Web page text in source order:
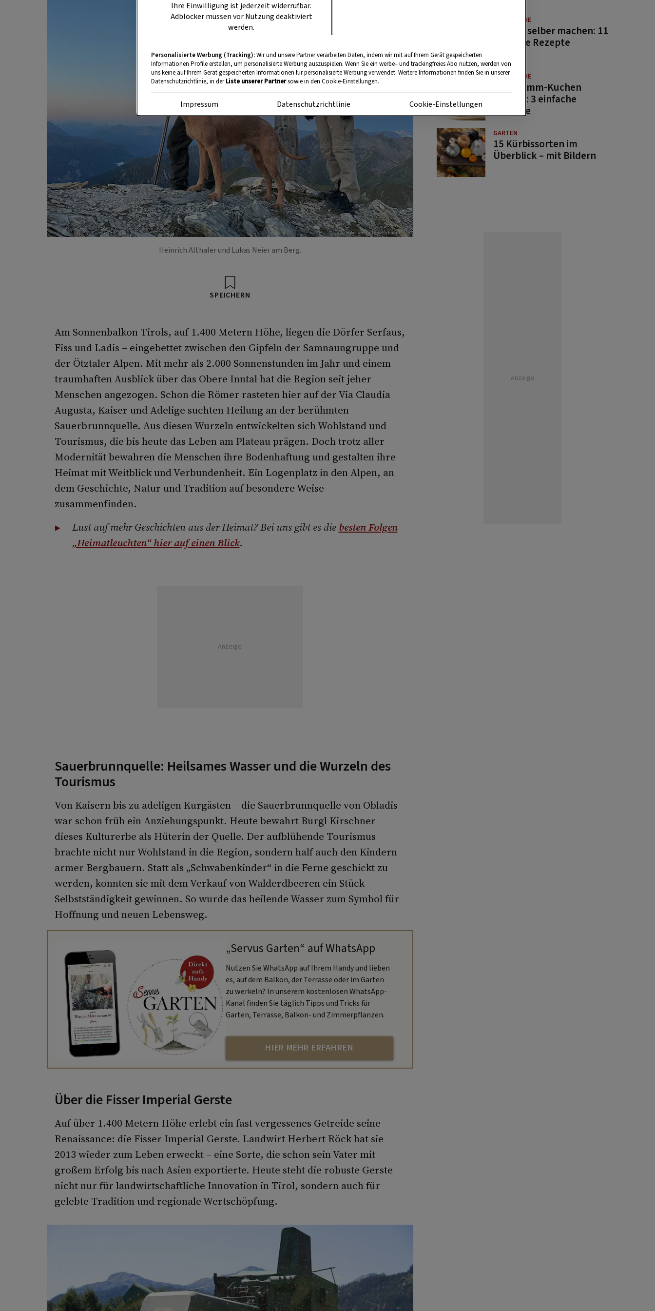
Foto: ServusTV / Burkhard Feige
Heinrich Althaler und Lukas Neier am Berg.
SPEICHERN
Am Sonnenbalkon Tirols, auf 1.400 Metern Höhe, liegen die Dörfer Serfaus,
Fiss und Ladis – eingebettet zwischen den Gipfeln der Samnaungruppe und
der Ötztaler Alpen. Mit mehr als 2.000 Sonnenstunden im Jahr und einem
traumhaften Ausblick über das Obere Inntal hat die Region seit jeher
Menschen angezogen. Schon die Römer rasteten hier auf der Via Claudia
Augusta, Kaiser und Adelige suchten Heilung an der berühmten
Sauerbrunnquelle. Aus diesen Wurzeln entwickelten sich Wohlstand und
Tourismus, die bis heute das Leben am Plateau prägen. Doch trotz aller
Modernität bewahren die Menschen ihre Bodenhaftung und gestalten ihre
Heimat mit Weitblick und Verbundenheit. Ein Logenplatz in den Alpen, an
dem Geschichte, Natur und Tradition auf besondere Weise
zusammenfinden.
Lust auf mehr Geschichten aus der Heimat? Bei uns gibt es die besten Folgen
„Heimatleuchten“hier auf einen Blick.
Anzeige
Sauerbrunnquelle: Heilsames Wasser und die Wurzeln des
Tourismus
Von Kaisern bis zu adeligen Kurgästen – die Sauerbrunnquelle von Obladis
war schon früh ein Anziehungspunkt. Heute bewahrt Burgl Kirschner
dieses Kulturerbe als Hüterin der Quelle. Der aufblühende Tourismus
brachte nicht nur Wohlstand in die Region, sondern half auch den Kindern
armer Bergbauern. Statt als „Schwabenkinder“ in die Ferne geschickt zu
werden, konnten sie mit dem Verkauf von Walderdbeeren ein Stück
Selbstständigkeit gewinnen. So wurde das heilende Wasser zum Symbol für
Hoffnung und neuen Lebensweg.
„Servus Garten“ auf WhatsApp
Nutzen Sie WhatsApp auf Ihrem Handy und lieben
es, auf dem Balkon, der Terrasse oder im Garten
zu werkeln? In unserem kostenlosen WhatsApp-
Kanal finden Sie täglich Tipps und Tricks für
Garten, Terrasse, Balkon- und Zimmerpflanzen.
HIER MEHR ERFAHREN
Über die Fisser Imperial Gerste
Auf über 1.400 Metern Höhe erlebt ein fast vergessenes Getreide seine
Renaissance: die Fisser Imperial Gerste. Landwirt Herbert Röck hat sie
2013 wieder zum Leben erweckt – eine Sorte, die schon sein Vater mit
großem Erfolg bis nach Asien exportierte. Heute steht die robuste Gerste
nicht nur für landwirtschaftliche Innovation in Tirol, sondern auch für
gelebte Tradition und regionale Wertschöpfung.
GUTE KÜCHE
Saucen selber machen: 11
beliebte Rezepte
GUTE KÜCHE
Osterlamm-Kuchen
backen: 3 einfache
Rezepte
GARTEN
15 Kürbissorten im
Überblick – mit Bildern
Anzeige
Ihre Einwilligung ist jederzeit widerrufbar.
Adblocker müssen vor Nutzung deaktiviert
werden.
Personalisierte Werbung (Tracking):Wir und unsere Partner verarbeiten Daten, indem wir mit auf Ihrem Gerät gespeicherten
Informationen Profile erstellen, um personalisierte Werbung auszuspielen. Wenn Sie ein werbe– und trackingfreies Abo nutzen, werden von
uns keine auf Ihrem Gerät gespeicherten Informationen für personalisierte Werbung verwendet. Weitere Informationen finden Sie in unserer
Datenschutzrichtlinie, in derListe unserer Partnersowie in den Cookie-Einstellungen.
Impressum Datenschutzrichtlinie Cookie-Einstellungen